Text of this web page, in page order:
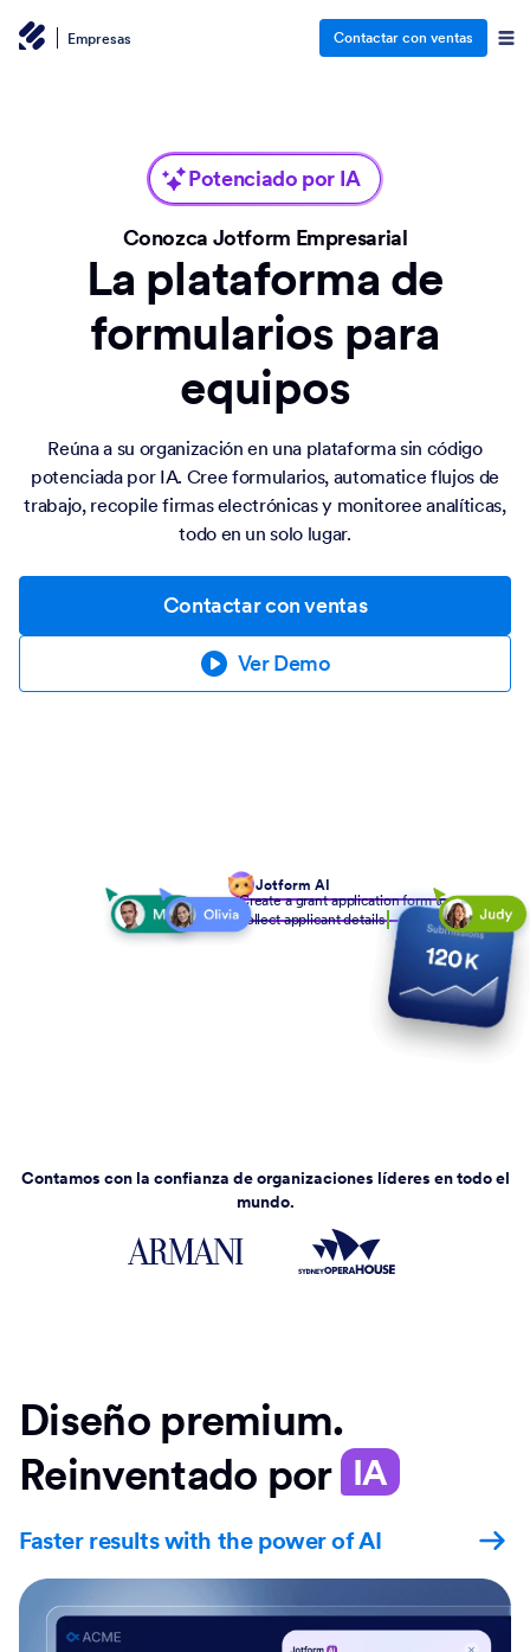
Empresas Contactar con ventas
Potenciado por IA
Conozca Jotform Empresarial
La plataforma de
formularios para
equipos
Reúna a su organización en una plataforma sin código
potenciada por IA. Cree formularios, automatice flujos de
trabajo, recopile firmas electrónicas y monitoree analíticas,
todo en un solo lugar.
Contactar con ventas
Ver Demo
Jotform AI
Create a grant application form to
collect applicant details
Contamos con la confianza de organizaciones líderes en todo el
mundo.
Diseño premium.
Reinventado por IA
Faster results with the power of AI